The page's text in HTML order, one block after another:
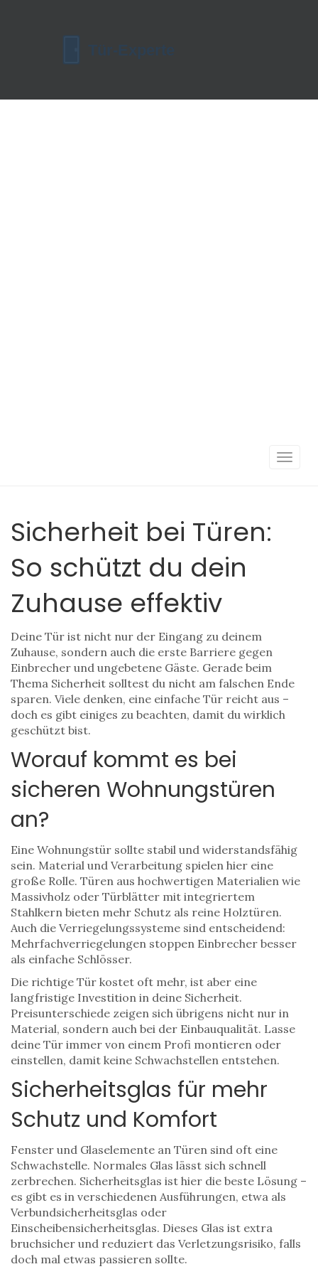
Sicherheit bei Türen:
So schützt du dein
Zuhause effektiv
Deine Tür ist nicht nur der Eingang zu deinem
Zuhause, sondern auch die erste Barriere gegen
Einbrecher und ungebetene Gäste. Gerade beim
Thema Sicherheit solltest du nicht am falschen Ende
sparen. Viele denken, eine einfache Tür reicht aus –
doch es gibt einiges zu beachten, damit du wirklich
geschützt bist.
Worauf kommt es bei
sicheren Wohnungstüren
an?
Eine Wohnungstür sollte stabil und widerstandsfähig
sein. Material und Verarbeitung spielen hier eine
große Rolle. Türen aus hochwertigen Materialien wie
Massivholz oder Türblätter mit integriertem
Stahlkern bieten mehr Schutz als reine Holztüren.
Auch die Verriegelungssysteme sind entscheidend:
Mehrfachverriegelungen stoppen Einbrecher besser
als einfache Schlösser.
Die richtige Tür kostet oft mehr, ist aber eine
langfristige Investition in deine Sicherheit.
Preisunterschiede zeigen sich übrigens nicht nur in
Material, sondern auch bei der Einbauqualität. Lasse
deine Tür immer von einem Profi montieren oder
einstellen, damit keine Schwachstellen entstehen.
Sicherheitsglas für mehr
Schutz und Komfort
Fenster und Glaselemente an Türen sind oft eine
Schwachstelle. Normales Glas lässt sich schnell
zerbrechen. Sicherheitsglas ist hier die beste Lösung –
es gibt es in verschiedenen Ausführungen, etwa als
Verbundsicherheitsglas oder
Einscheibensicherheitsglas. Dieses Glas ist extra
bruchsicher und reduziert das Verletzungsrisiko, falls
doch mal etwas passieren sollte.